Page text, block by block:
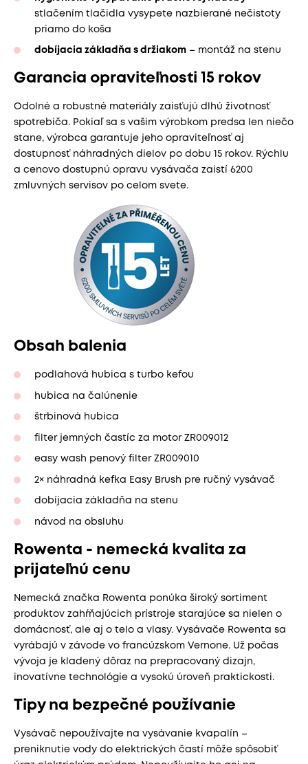
stlačením tlačidla vysypete nazbierané nečistoty
priamo do koša
dobíjacia základňa s držiakom – montáž na stenu
Garancia opraviteľnosti 15 rokov
Odolné a robustné materiály zaisťujú dlhú životnosť
spotrebiča. Pokiaľ sa s vašim výrobkom predsa len niečo
stane, výrobca garantuje jeho opraviteľnosť aj
dostupnosť náhradných dielov po dobu 15 rokov. Rýchlu
a cenovo dostupnú opravu vysávača zaistí 6200
zmluvných servisov po celom svete.
Obsah balenia
podlahová hubica s turbo kefou
hubica na čalúnenie
štrbinová hubica
filter jemných častíc za motor ZR009012
easy wash penový filter ZR009010
2× náhradná kefka Easy Brush pre ručný vysávač
dobíjacia základňa na stenu
návod na obsluhu
Rowenta - nemecká kvalita za
prijateľnú cenu
Nemecká značka Rowenta ponúka široký sortiment
produktov zahŕňajúcich prístroje starajúce sa nielen o
domácnosť, ale aj o telo a vlasy. Vysávače Rowenta sa
vyrábajú v závode vo francúzskom Vernone. Už počas
vývoja je kladený dôraz na prepracovaný dizajn,
inovatívne technológie a vysokú úroveň praktickosti.
Tipy na bezpečné používanie
Vysávač nepoužívajte na vysávanie kvapalín –
preniknutie vody do elektrických častí môže spôsobiť